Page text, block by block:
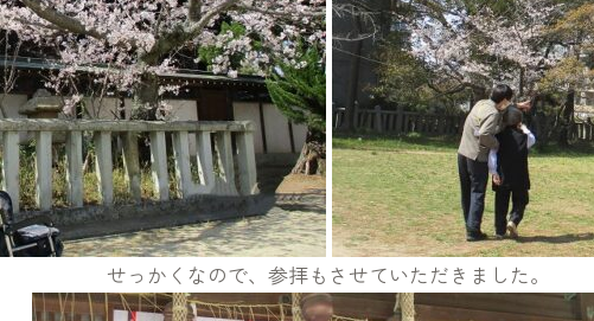
せっかくなので、参拝もさせていただきました。